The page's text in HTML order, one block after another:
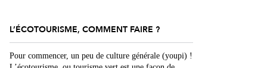
L’ÉCOTOURISME, COMMENT FAIRE ?
Pour commencer, un peu de culture générale (youpi) !